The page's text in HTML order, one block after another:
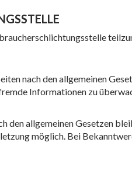
nach den allgemeinen
Informationen zu
allgemeinen Gesetzen
möglich. Bei